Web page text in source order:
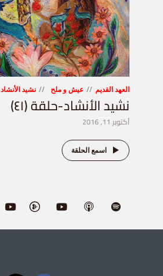
العهد القديم عيش و ملح نشيد الأنشاد
نشيد الأنشاد-حلقة (٤١)
أكتوبر 11, 2016
اسمع الحلقة